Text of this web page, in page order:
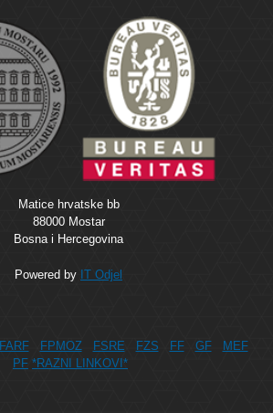
Matice hrvatske bb
88000 Mostar
Bosna i Hercegovina
Powered by IT Odjel
FARF FPMOZ FSRE FZS FF GF
MEF
PF *RAZNI LINKOVI*